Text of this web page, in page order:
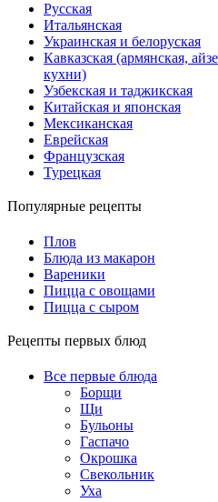
Русская
Итальянская
Украинская и белоруская
Кавказская (армянская,
кухни)
Узбекская и таджикская
Китайская и японская
Мексиканская
Еврейская
Французская
Турецкая
Популярные рецепты
Плов
Блюда из макарон
Вареники
Пицца с овощами
Пицца с сыром
Рецепты первых блюд
Все первые блюда
Борщи
Щи
Бульоны
Гаспачо
Окрошка
Свекольник
Уха